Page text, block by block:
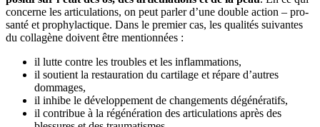
concerne les articulations, on peut parler d’une double action – pro-
santé et prophylactique. Dans le premier cas, les qualités suivantes
du collagène doivent être mentionnées :
il lutte contre les troubles et les inflammations,
il soutient la restauration du cartilage et répare d’autres
dommages,
il inhibe le développement de changements dégénératifs,
il contribue à la régénération des articulations après des